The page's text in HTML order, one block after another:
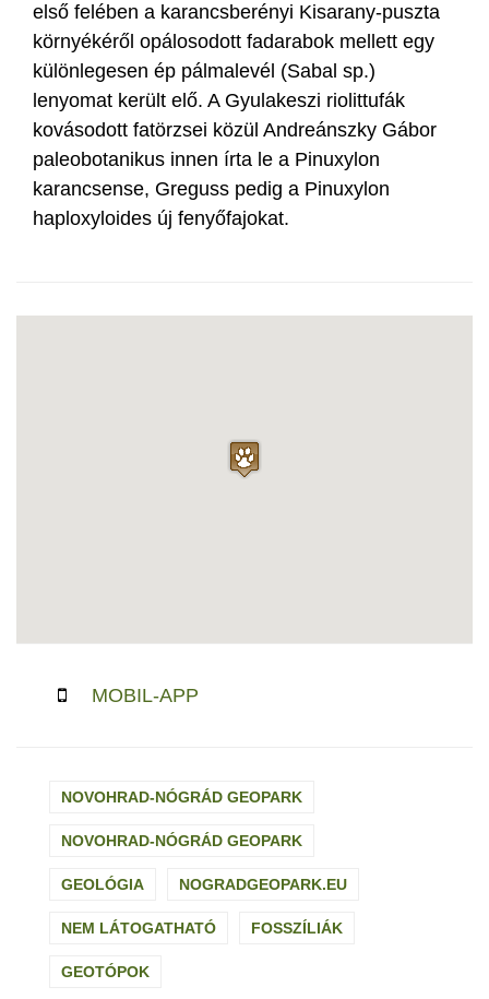
első felében a karancsberényi Kisarany-puszta
környékéről opálosodott fadarabok mellett egy
különlegesen ép pálmalevél (Sabal sp.)
lenyomat került elő. A Gyulakeszi riolittufák
kovásodott fatörzsei közül Andreánszky Gábor
paleobotanikus innen írta le a Pinuxylon
karancsense, Greguss pedig a Pinuxylon
haploxyloides új fenyőfajokat.
MOBIL-APP
NOVOHRAD-NÓGRÁD GEOPARK
NOVOHRAD-NÓGRÁD GEOPARK
GEOLÓGIA NOGRADGEOPARK.EU
NEM LÁTOGATHATÓ FOSSZÍLIÁK
GEOTÓPOK